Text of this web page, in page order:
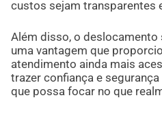
custos sejam transparentes
Além disso, o
uma vantagem que
atendimento ainda mais
trazer confiança e
que possa focar no que